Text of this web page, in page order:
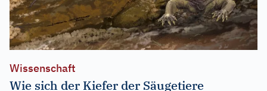
Wissenschaft
Wie sich der Kiefer der Säugetiere